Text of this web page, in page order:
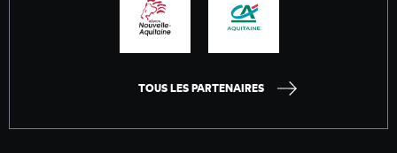
TOUS LES PARTENAIRES